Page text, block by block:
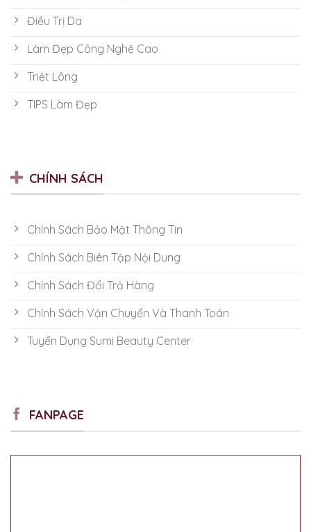
Điều Trị Da
Làm Đẹp Công Nghệ Cao
Triệt Lông
TIPS Làm Đẹp
CHÍNH SÁCH
Chính Sách Bảo Mật Thông Tin
Chính Sách Biên Tập Nội Dung
Chính Sách Đổi Trả Hàng
Chính Sách Vận Chuyển Và Thanh Toán
Tuyển Dụng Sumi Beauty Center
FANPAGE